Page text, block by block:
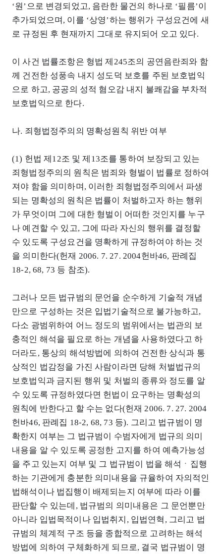
‘원’으로 변경되었고, 음란한 물건의 하나로 ‘필름’이
추가되었으며, 이를 ‘상영’하는 행위가 구성요건에 새
로 규정된 후 현재까지 그대로 유지되어 오고 있다.
이 사건 법률조항은 형법 제245조의 공연음란죄와 함
께 건전한 성풍속 내지 성도덕 보호를 주된 보호법익
으로 하고, 공공의 성적 혐오감 내지 불쾌감을 부차적
보호법익으로 한다.
나. 죄형법정주의의 명확성원칙 위반 여부
(1) 헌법 제12조 및 제13조를 통하여 보장되고 있는
죄형법정주의의 원칙은 범죄와 형벌이 법률로 정하여
져야 함을 의미하며, 이러한 죄형법정주의에서 파생
되는 명확성의 원칙은 법률이 처벌하고자 하는 행위
가 무엇이며 그에 대한 형벌이 어떠한 것인지를 누구
나 예견할 수 있고, 그에 따라 자신의 행위를 결정할
수 있도록 구성요건을 명확하게 규정하여야 하는 것
을 의미한다(헌재 2006. 7. 27. 2004헌바46, 판례집
18-2, 68, 73 등 참조).
그러나 모든 법규범의 문언을 순수하게 기술적 개념
만으로 구성하는 것은 입법기술적으로 불가능하고,
다소 광범위하여 어느 정도의 범위에서는 법관의 보
충적인 해석을 필요로 하는 개념을 사용하였다고 하
더라도, 통상의 해석방법에 의하여 건전한 상식과 통
상적인 법감정을 가진 사람이라면 당해 처벌법규의
보호법익과 금지된 행위 및 처벌의 종류와 정도를 알
수 있도록 규정하였다면 헌법이 요구하는 명확성의
원칙에 반한다고 할 수는 없다(헌재 2006. 7. 27. 2004
헌바46, 판례집 18-2, 68, 73 등). 그리고 법규범이 명
확한지 여부는 그 법규범이 수범자에게 법규의 의미
내용을 알 수 있도록 공정한 고지를 하여 예측가능성
을 주고 있는지 여부 및 그 법규범이 법을 해석ㆍ집행
하는 기관에게 충분한 의미내용을 규율하여 자의적인
법해석이나 법집행이 배제되는지 여부에 따라 이를
판단할 수 있는데, 법규범의 의미내용은 그 문언뿐만
아니라 입법목적이나 입법취지, 입법연혁, 그리고 법
규범의 체계적 구조 등을 종합적으로 고려하는 해석
방법에 의하여 구체화하게 되므로, 결국 법규범이 명